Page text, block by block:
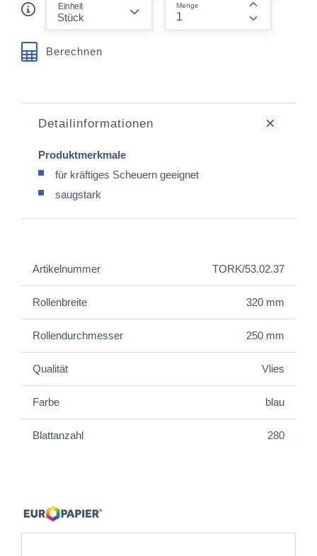
Einheit Menge
Berechnen
Detailinformationen
Produktmerkmale
für kräftiges Scheuern geeignet
saugstark
Artikelnummer TORK/53.02.37
Rollenbreite 320 mm
Rollendurchmesser 250 mm
Qualität Vlies
Farbe blau
Blattanzahl 280